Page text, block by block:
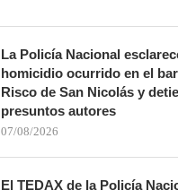
La Policía Nacional
homicidio ocurrido en el
Risco de San Nicolás y
presuntos autores
07/08/2026
El TEDAX de la Policía